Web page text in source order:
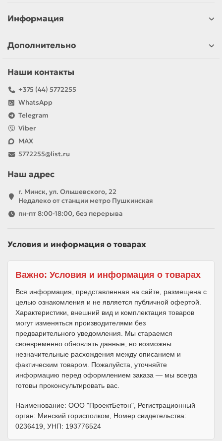
Информация
Дополнительно
Наши контакты
+375 (44) 5772255
WhatsApp
Telegram
Viber
MAX
5772255@list.ru
Наш адрес
г. Минск, ул. Ольшевского, 22
Недалеко от станции метро Пушкинская
пн-пт 8:00-18:00, без перерыва
Условия и информация о товарах
Важно: Условия и информация о товарах
Вся информация, представленная на сайте, размещена с
целью ознакомления и не является публичной офертой.
Характеристики, внешний вид и комплектация товаров
могут изменяться производителями без
предварительного уведомления. Мы стараемся
своевременно обновлять данные, но возможны
незначительные расхождения между описанием и
фактическим товаром. Пожалуйста, уточняйте
информацию перед оформлением заказа — мы всегда
готовы проконсультировать вас.
Наименование: ООО "ПроектБетон", Регистрационный
орган: Минский горисполком, Номер свидетельства:
0236419, УНП: 193776524